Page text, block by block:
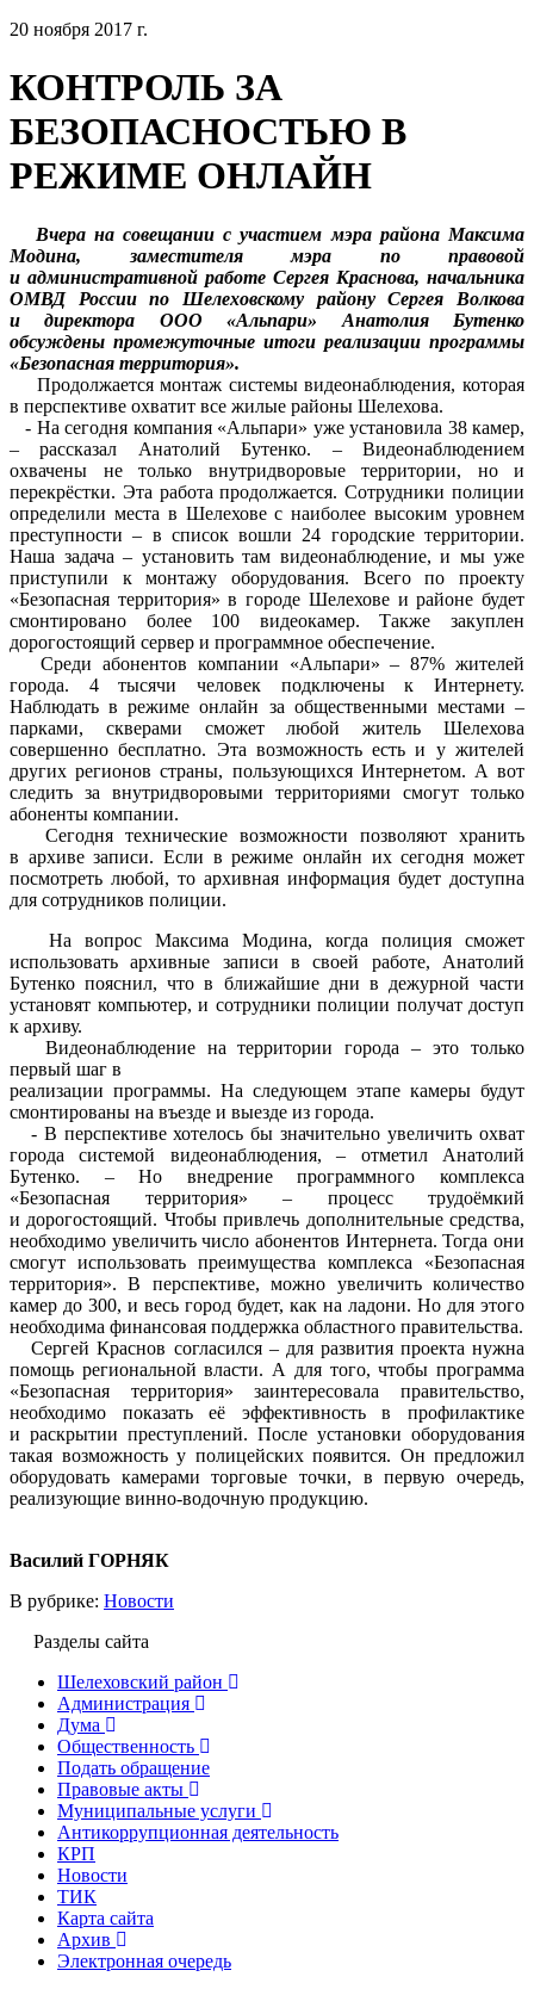
20 ноября 2017 г.
КОНТРОЛЬ ЗА
БЕЗОПАСНОСТЬЮ В
РЕЖИМЕ ОНЛАЙН
Вчера на совещании с участием мэра района Максима
Модина, заместителя мэра по правовой
и административной работе Сергея Краснова, начальника
ОМВД России по Шелеховскому району Сергея Волкова
и директора ООО «Альпари» Анатолия Бутенко
обсуждены промежуточные итоги реализации программы
«Безопасная территория».
Продолжается монтаж системы видеонаблюдения, которая
в перспективе охватит все жилые районы Шелехова.
- На сегодня компания «Альпари» уже установила 38 камер,
– рассказал Анатолий Бутенко. – Видеонаблюдением
охвачены не только внутридворовые территории, но и
перекрёстки. Эта работа продолжается. Сотрудники полиции
определили места в Шелехове с наиболее высоким уровнем
преступности – в список вошли 24 городские территории.
Наша задача – установить там видеонаблюдение, и мы уже
приступили к монтажу оборудования. Всего по проекту
«Безопасная территория» в городе Шелехове и районе будет
смонтировано более 100 видеокамер. Также закуплен
дорогостоящий сервер и программное обеспечение.
Среди абонентов компании «Альпари» – 87% жителей
города. 4 тысячи человек подключены к Интернету.
Наблюдать в режиме онлайн за общественными местами –
парками, скверами сможет любой житель Шелехова
совершенно бесплатно. Эта возможность есть и у жителей
других регионов страны, пользующихся Интернетом. А вот
следить за внутридворовыми территориями смогут только
абоненты компании.
Сегодня технические возможности позволяют хранить
в архиве записи. Если в режиме онлайн их сегодня может
посмотреть любой, то архивная информация будет доступна
для сотрудников полиции.
На вопрос Максима Модина, когда полиция сможет
использовать архивные записи в своей работе, Анатолий
Бутенко пояснил, что в ближайшие дни в дежурной части
установят компьютер, и сотрудники полиции получат доступ
к архиву.
Видеонаблюдение на территории города – это только
первый шаг в
реализации программы. На следующем этапе камеры будут
смонтированы на въезде и выезде из города.
- В перспективе хотелось бы значительно увеличить охват
города системой видеонаблюдения, – отметил Анатолий
Бутенко. – Но внедрение программного комплекса
«Безопасная территория» – процесс трудоёмкий
и дорогостоящий. Чтобы привлечь дополнительные средства,
необходимо увеличить число абонентов Интернета. Тогда они
смогут использовать преимущества комплекса «Безопасная
территория». В перспективе, можно увеличить количество
камер до 300, и весь город будет, как на ладони. Но для этого
необходима финансовая поддержка областного правительства.
Сергей Краснов согласился – для развития проекта нужна
помощь региональной власти. А для того, чтобы программа
«Безопасная территория» заинтересовала правительство,
необходимо показать её эффективность в профилактике
и раскрытии преступлений. После установки оборудования
такая возможность у полицейских появится. Он предложил
оборудовать камерами торговые точки, в первую очередь,
реализующие винно-водочную продукцию.
Василий ГОРНЯК
В рубрике: Новости
Разделы сайта
Шелеховский район
Администрация
Дума
Общественность
Подать обращение
Правовые акты
Муниципальные услуги
Антикоррупционная деятельность
КРП
Новости
ТИК
Карта сайта
Архив
Электронная очередь